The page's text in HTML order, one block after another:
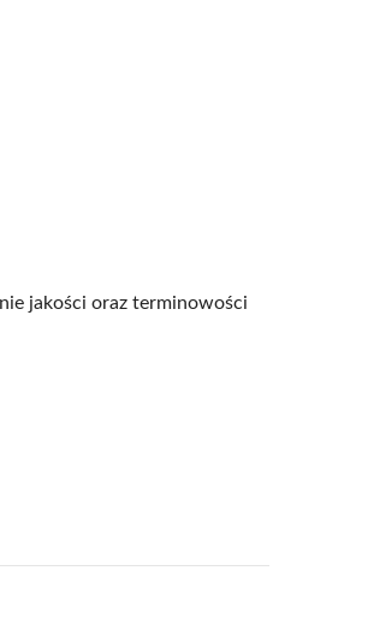
jakości oraz terminowości